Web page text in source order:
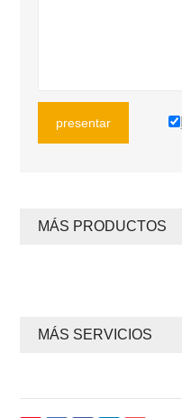
presentar
MÁS PRODUCTOS
MÁS SERVICIOS